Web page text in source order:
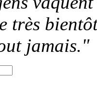
très
jamais."